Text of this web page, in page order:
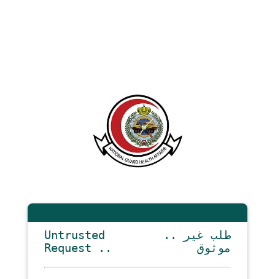
Untrusted
Request ..
.. طلب غير
موثوق